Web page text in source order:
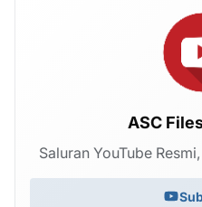
ASC
Saluran YouTube